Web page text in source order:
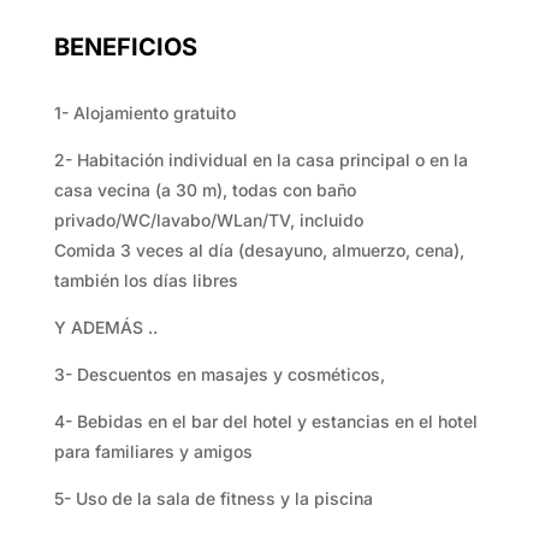
BENEFICIOS
1- Alojamiento gratuito
2- Habitación individual en la casa principal o en la
casa vecina (a 30 m), todas con baño
privado/WC/lavabo/WLan/TV, incluido
Comida 3 veces al día (desayuno, almuerzo, cena),
también los días libres
Y ADEMÁS ..
3- Descuentos en masajes y cosméticos,
4- Bebidas en el bar del hotel y estancias en el hotel
para familiares y amigos
5- Uso de la sala de fitness y la piscina